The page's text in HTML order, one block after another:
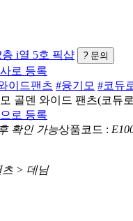
i열 5호 픽샵 ? 문의
로 등록
이드팬츠 #융기모 #코듀
골덴 와이드 팬츠(코듀
로 등록
확인 가능상품코드 :
> 데님